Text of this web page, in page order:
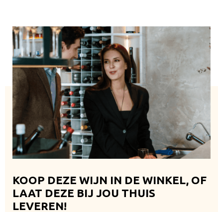
KOOP DEZE WIJN IN DE WINKEL, OF
LAAT DEZE BIJ JOU THUIS
LEVEREN!